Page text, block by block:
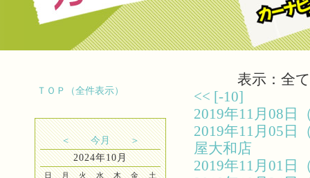
ＴＯＰ（全件表示）
＜ 今月
＞
2024年10月
日 月 火 水 木 金
土
表示：全て
<< [-10]
2019年11月08
2019年11月05
屋大和店
2019年11月01